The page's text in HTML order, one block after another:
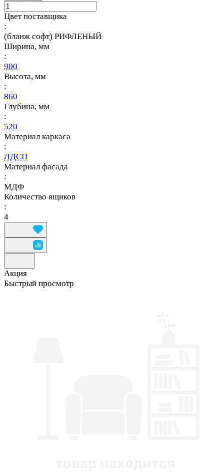
Цвет поставщика
:
(бланж софт) РИФЛЕНЫЙ
Ширина, мм
:
900
Высота, мм
:
860
Глубина, мм
:
520
Материал каркаса
:
ЛДСП
Материал фасада
:
МДФ
Количество ящиков
:
4
Акция
Быстрый просмотр